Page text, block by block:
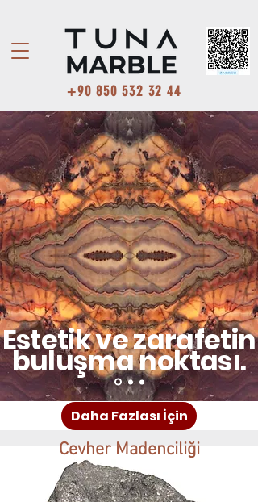
+90 850 532 32 44
Estetik ve zarafetin
buluşma noktası.
Daha Fazlası İçin
Cevher Madenciliği